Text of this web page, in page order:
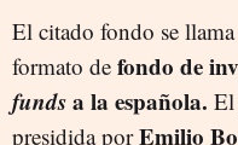
El citado fondo se llama
formato de fondo de
fundsa la española.
presidida porEmilio